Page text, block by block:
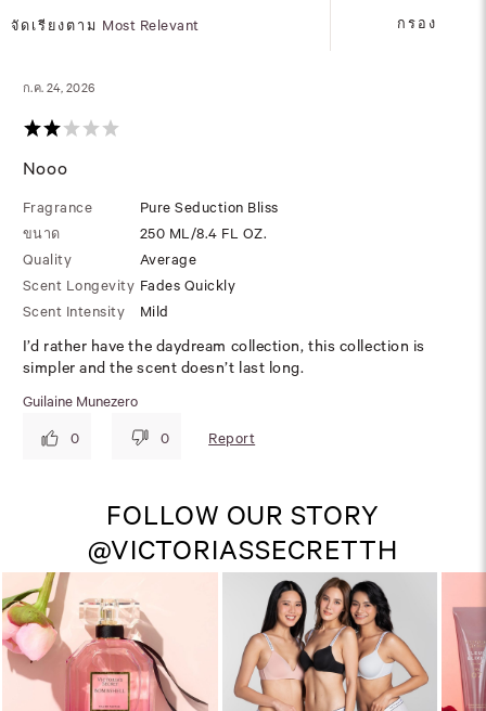
จัดเรียงตาม Most Relevant กรอง
ก.ค. 24, 2026
Nooo
Fragrance
Pure Seduction Bliss
ขนาด
250 ML/8.4 FL OZ.
Quality
Average
Scent Longevity Fades Quickly
Scent Intensity
Mild
I’d rather have the daydream collection, this collection is
simpler and the scent doesn’t last long.
Guilaine Munezero
0
0 Report
FOLLOW OUR STORY
@VICTORIASSECRETTH